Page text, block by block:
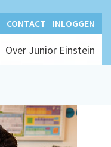
CONTACT INLOGGEN
Over Junior Einstein